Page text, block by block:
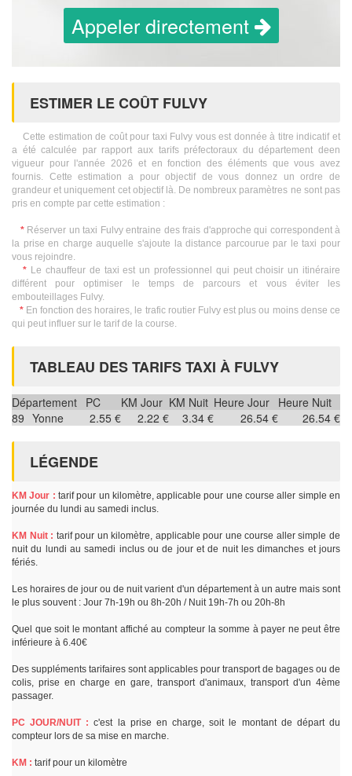
Appeler directement
ESTIMER LE COÛT FULVY
Cette estimation de coût pour taxi Fulvy vous est donnée à titre indicatif et
a été calculée par rapport aux tarifs préfectoraux du département deen
vigueur pour l'année 2026 et en fonction des éléments que vous avez
fournis. Cette estimation a pour objectif de vous donnez un ordre de
grandeur et uniquement cet objectif là. De nombreux paramètres ne sont pas
pris en compte par cette estimation :
*Réserver un taxi Fulvy entraine des frais d'approche qui correspondent à
la prise en charge auquelle s'ajoute la distance parcourue par le taxi pour
vous rejoindre.
* Le chauffeur de taxi est un professionnel qui peut choisir un itinéraire
différent pour optimiser le temps de parcours et vous éviter les
embouteillages Fulvy.
*En fonction des horaires, le trafic routier Fulvy est plus ou moins dense ce
qui peut influer sur le tarif de la course.
TABLEAU DES TARIFS TAXI À FULVY
Département PC KM Jour KM Nuit Heure Jour Heure Nuit
89 Yonne 2.55 € 2.22 € 3.34 € 26.54 € 26.54 €
LÉGENDE
KM Jour : tarif pour un kilomètre, applicable pour une course aller simple en
journée du lundi au samedi inclus.
KM Nuit : tarif pour un kilomètre, applicable pour une course aller simple de
nuit du lundi au samedi inclus ou de jour et de nuit les dimanches et jours
fériés.
Les horaires de jour ou de nuit varient d'un département à un autre mais sont
le plus souvent : Jour 7h-19h ou 8h-20h / Nuit 19h-7h ou 20h-8h
Quel que soit le montant affiché au compteur la somme à payer ne peut être
inférieure à 6.40€
Des suppléments tarifaires sont applicables pour transport de bagages ou de
colis, prise en charge en gare, transport d'animaux, transport d'un 4ème
passager.
PC JOUR/NUIT : c'est la prise en charge, soit le montant de départ du
compteur lors de sa mise en marche.
KM : tarif pour un kilomètre